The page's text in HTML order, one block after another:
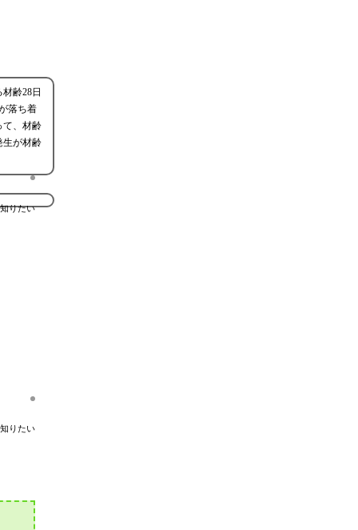
齢28日
落ち着
て、材齢
生が材齢
りたい
りたい